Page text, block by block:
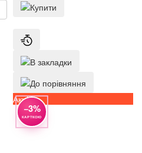
Акція
−3%
КАРТКОЮ